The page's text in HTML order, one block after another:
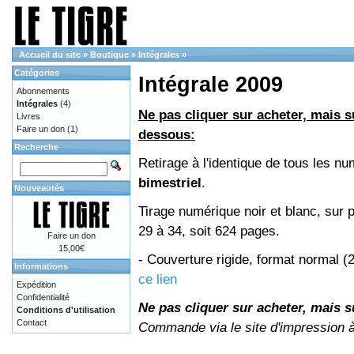
Accueil du site » Boutique » Intégrales »
Intégrale 2009
Ne pas cliquer sur acheter, mais
dessous:
Retirage à l'identique de tous les
bimestriel.
Tirage numérique noir et blanc, sur
29 à 34, soit 624 pages.
- Couverture rigide, format normal
ce lien
Ne pas cliquer sur acheter, mais
Commande via le site d'impression
Catégories
Abonnements
Intégrales (4)
Livres
Faire un don (1)
Recherche
Nouveautés
Faire un don
15,00€
Informations
Expédition
Confidentialité
Conditions d'utilisation
Contact